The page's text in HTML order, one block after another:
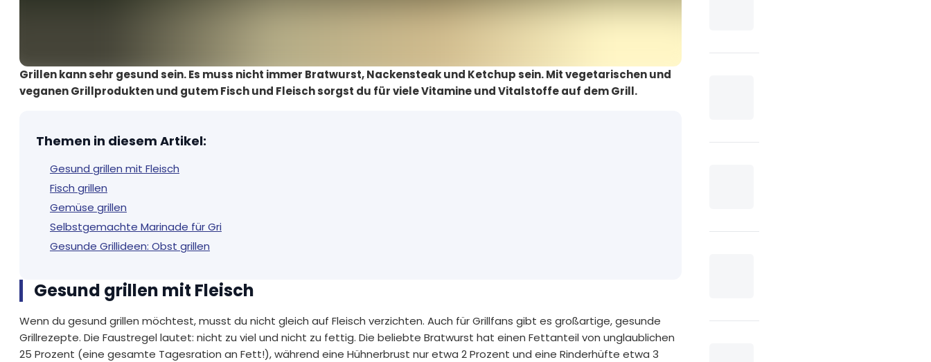
Grillen kann sehr gesund sein. Es muss nicht immer Bratwurst, Nackensteak und Ketchup sein. Mit vegetarischen und
veganen Grillprodukten und gutem Fisch und Fleisch sorgst du für viele Vitamine und Vitalstoffe auf dem Grill.
Themen in diesem Artikel:
Gesund grillen mit Fleisch
Fisch grillen
Gemüse grillen
Selbstgemachte Marinade für Gri
Gesunde Grillideen: Obst grillen
Gesund grillen mit Fleisch
Wenn du gesund grillen möchtest, musst du nicht gleich auf Fleisch verzichten. Auch für Grillfans gibt es großartige, gesunde
Grillrezepte. Die Faustregel lautet: nicht zu viel und nicht zu fettig. Die beliebte Bratwurst hat einen Fettanteil von unglaublichen
25 Prozent (eine gesamte Tagesration an Fett!), während eine Hühnerbrust nur etwa 2 Prozent und eine Rinderhüfte etwa 3